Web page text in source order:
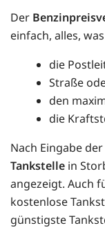
Der
einfach, alles,
die
Straße
den
die
Nach Eingabe
Tankstelle in
angezeigt. Auch
kostenlose
günstigste